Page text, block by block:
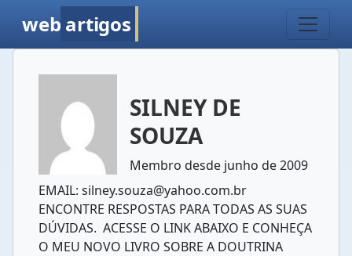
web artigos
SILNEY DE
SOUZA
Membro desde junho de 2009
EMAIL: silney.souza@yahoo.com.br
ENCONTRE RESPOSTAS PARA TODAS AS SUAS
DÚVIDAS. ACESSE O LINK ABAIXO E CONHEÇA
O MEU NOVO LIVRO SOBRE A DOUTRINA